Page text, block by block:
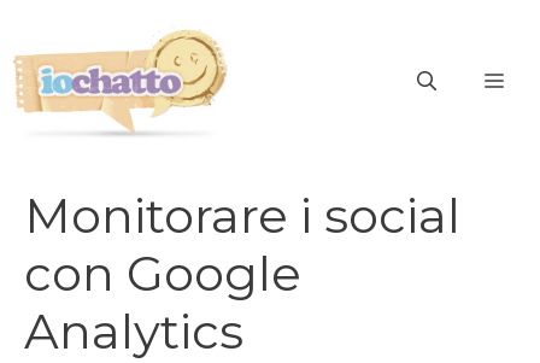
contenuto
Monitorare i social
con Google
Analytics